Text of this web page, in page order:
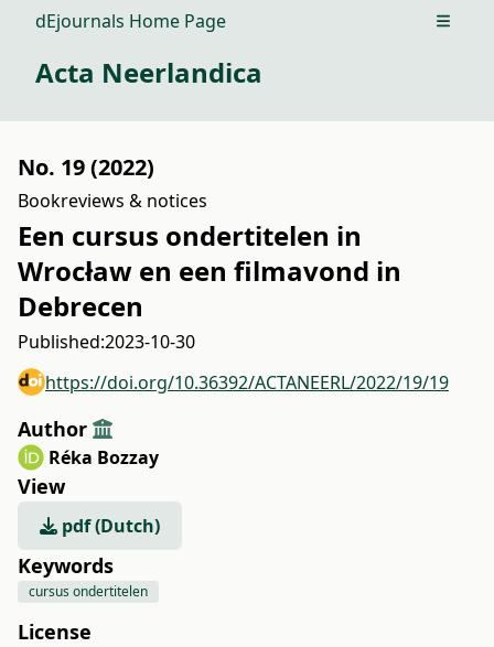
dEjournals Home Page Open
Acta Neerlandica
No. 19 (2022)
Bookreviews & notices
Een cursus ondertitelen in
Wrocław en een filmavond in
Debrecen
Published:2023-10-30
https://doi.org/10.36392/ACTANEERL/2022/19/19
Author
Réka Bozzay
View
pdf (Dutch)
Keywords
cursus ondertitelen
License